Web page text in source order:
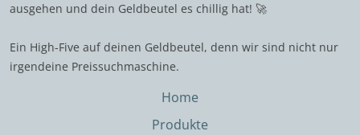
ausgehen und dein Geldbeutel es chillig hat! 🚀
Ein High-Five auf deinen Geldbeutel, denn wir sind nicht nur
irgendeine Preissuchmaschine.
Home
Produkte